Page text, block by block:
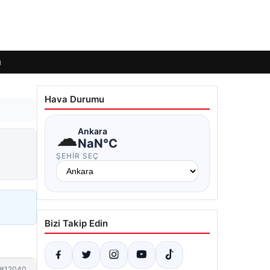
Hava Durumu
☁Ankara
NaN°C
ŞEHIR SEÇ
Bizi Takip Edin